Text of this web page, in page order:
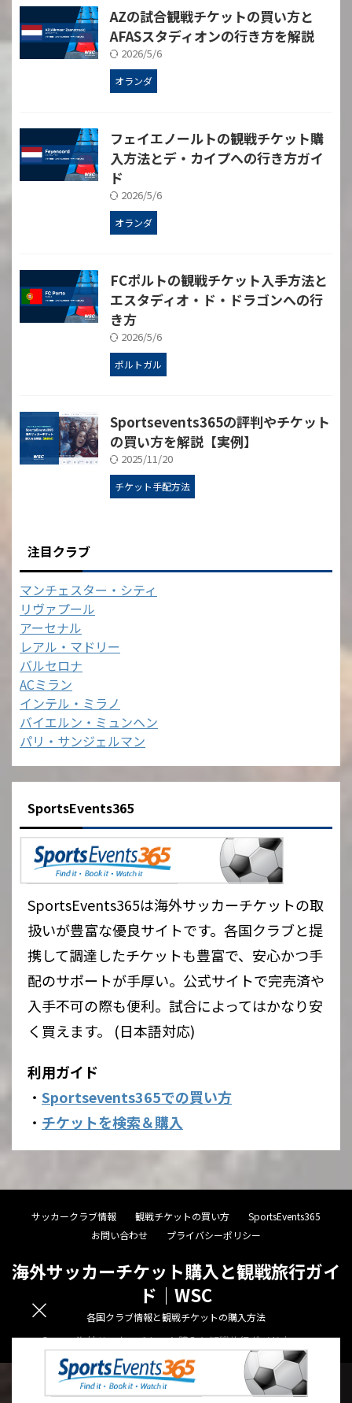
AZの試合観戦チケットの買い方と
AFASスタディオンの行き方を解説
2026/5/6
オランダ
フェイエノールトの観戦チケット購
入方法とデ・カイプへの行き方ガイ
ド
2026/5/6
オランダ
FCポルトの観戦チケット入手方法と
エスタディオ・ド・ドラゴンへの行
き方
2026/5/6
ポルトガル
Sportsevents365の評判やチケット
の買い方を解説【実例】
2025/11/20
チケット手配方法
注目クラブ
マンチェスター・シティ
リヴァプール
アーセナル
レアル・マドリー
バルセロナ
ACミラン
インテル・ミラノ
バイエルン・ミュンヘン
パリ・サンジェルマン
SportsEvents365
SportsEvents365は海外サッカーチケットの取
扱いが豊富な優良サイトです。各国クラブと提
携して調達したチケットも豊富で、安心かつ手
配のサポートが手厚い。公式サイトで完売済や
入手不可の際も便利。試合によってはかなり安
く買えます。 (日本語対応)
利用ガイド
・ Sportsevents365での買い方
・ チケットを検索＆購入
サッカークラブ情報 観戦チケットの買い方
SportsEvents365
お問い合わせ
プライバシーポリシー
海外サッカーチケット購入と観戦旅行ガイ
ド｜WSC
各国クラブ情報と観戦チケットの購入方法
© 2026 海外サッカーチケット購入と観戦旅行ガイド｜WSC